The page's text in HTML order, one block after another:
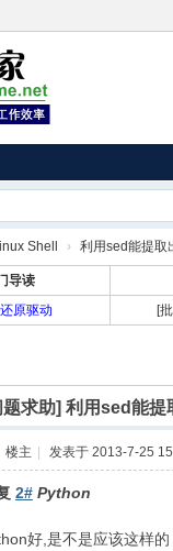
Shell › 利用sed能提取
导读
原驱动 [
题求助] 利用sed能提
楼主 | 发表于 2013-7-25
2# Python
好,是不是应该这样的